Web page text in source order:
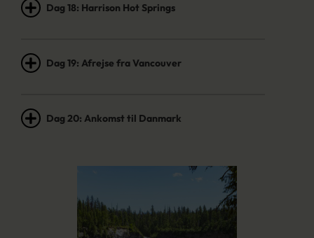
Dag 18: Harrison Hot Springs
Dag 19: Afrejse fra Vancouver
Dag 20: Ankomst til Danmark